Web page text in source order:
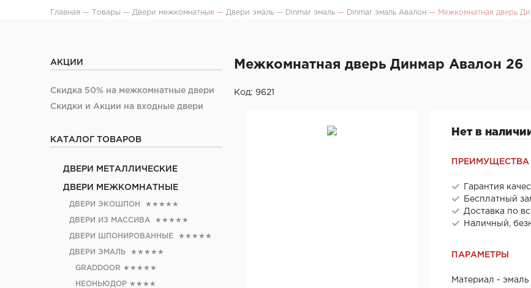
Главная — Товары — Двери межкомнатные — Двери эмаль — Dinmar эмаль — Dinmar эмаль Авалон — Межкомнатная дверь
АКЦИИ
Скидка 50% на межкомнатные двери
Скидки и Акции на входные двери
КАТАЛОГ ТОВАРОВ
ДВЕРИ МЕТАЛЛИЧЕСКИЕ
ДВЕРИ МЕЖКОМНАТНЫЕ
ДВЕРИ ЭКОШПОН ★★★★★
ДВЕРИ ИЗ МАССИВА ★★★★★
ДВЕРИ ШПОНИРОВАННЫЕ ★★★★★
ДВЕРИ ЭМАЛЬ ★★★★★
GRADDOOR ★★★★★
НЕОНЬЮДОР ★★★★
Межкомнатная дверь Динмар Авалон 26
Код: 9621
Нет в
ПРЕИМУЩЕСТВА
Гарантия
Бесплатный
Доставка по
Наличный,
ПАРАМЕТРЫ
Материал - эмаль